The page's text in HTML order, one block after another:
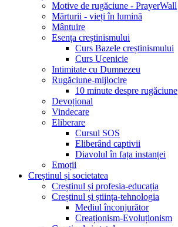
Motive de rugăciune - PrayerWall
Mărturii - vieți în lumină
Mântuire
Esența creștinismului
Curs Bazele creștinismului
Curs Ucenicie
Intimitate cu Dumnezeu
Rugăciune-mijlocire
10 minute despre rugăciune
Devoțional
Vindecare
Eliberare
Cursul SOS
Eliberând captivii
Diavolul în fața instanței
Emoții
Creștinul și societatea
Creștinul și profesia-educația
Creștinul și știința-tehnologia
Mediul înconjurător
Creaționism-Evoluționism